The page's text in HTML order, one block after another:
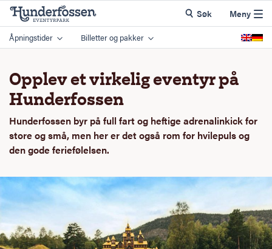
Åpningstider Billetter og pakker
Søk Meny
Opplev et virkelig eventyr på
Hunderfossen
Hunderfossen byr på full fart og heftige adrenalinkick for
store og små, men her er det også rom for hvilepuls og
den gode feriefølelsen.